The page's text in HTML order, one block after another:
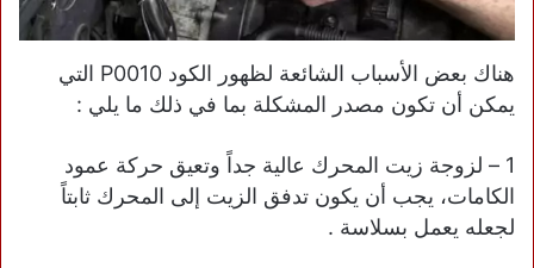
هناك بعض الأسباب الشائعة لظهور الكود P0010 التي
يمكن أن تكون مصدر المشكلة بما في ذلك ما يلي :
1 – لزوجة زيت المحرك عالية جداً وتعيق حركة عمود
الكامات، يجب أن يكون تدفق الزيت إلى المحرك ثابتاً
لجعله يعمل بسلاسة .